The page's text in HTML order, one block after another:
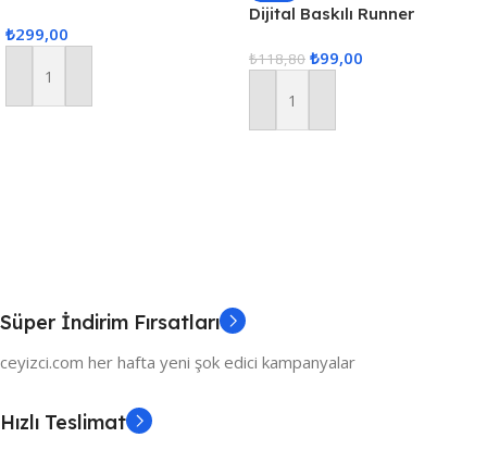
Masa Örtüsü Seti, Servis
₺299,00
Sepete Ekle
Dijital Baskılı Runner
₺118,80 ₺99,00
Sepete Ekle
Süper İndirim Fırsatları
ceyizci.com her hafta yeni şok edici kampanyalar
Hızlı Teslimat